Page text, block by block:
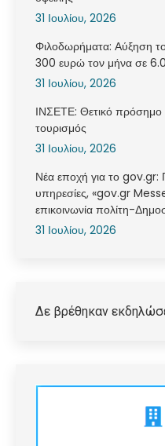
31 Ιουλίου, 2026
Φιλοδωρήματα: Αύξηση
300 ευρώ τον μήνα σε
31 Ιουλίου, 2026
ΙΝΣΕΤΕ: Θετικό πρόσημο
τουρισμός
31 Ιουλίου, 2026
Νέα εποχή για το
υπηρεσίες, «gov.gr
επικοινωνία πολίτη-
31 Ιουλίου, 2026
Δε βρέθηκαν